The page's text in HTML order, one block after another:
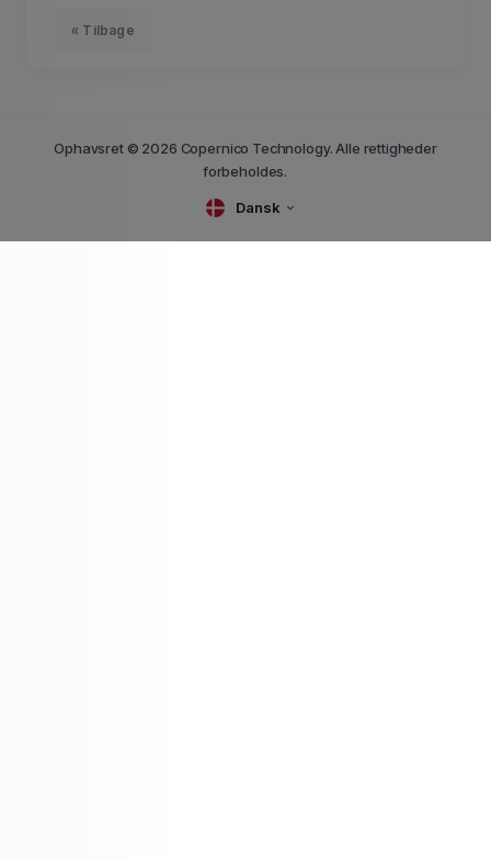
« Tilbage
Ophavsret © 2026 Copernico Technology. Alle rettigheder
forbeholdes.
Dansk